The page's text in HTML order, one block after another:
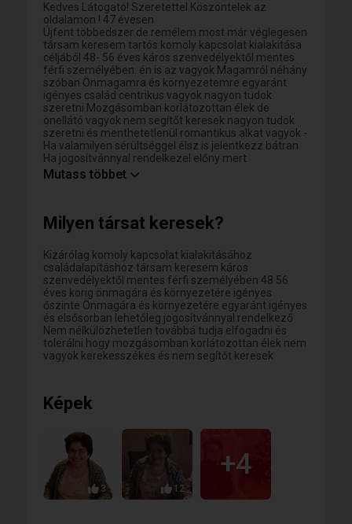
Kedves Látogató! Szeretettel Köszöntelek az
oldalamon ! 47 évesen
Újfent többedszer de remélem most már véglegesen
társam keresem tartós komoly kapcsolat kialakitása
céljából 48- 56 éves káros szenvedélyektől mentes
férfi személyében. én is az vagyok Magamról néhány
szóban Önmagamra és környezetemre egyaránt
igényes család centrikus vagyok nagyon tudok
szeretni Mozgásomban korlátozottan élek de
önellátó vagyok nem segítőt keresek nagyon tudok
szeretni és menthetetlenül romantikus alkat vagyok -
Ha valamilyen sérültséggel élsz is jelentkezz bátran
Ha jogosítvánnyal rendelkezel előny mert
mobilitásomat jelentősen megkönnyíti de nem
határokat mindenkinek válaszolok Igaz már nem
vagyok fiatal de szeretném átélni az anyaság
szépen elérhetőséget köszönöm bizalmasan
kezelem
Mutass többet
Milyen társat keresek?
Kizárólag komoly kapcsolat kialakitásához
családalapításhoz társam keresem káros
szenvedélyektől mentes férfi személyében 48 56
éves korig önmagára és környezetére igényes
őszinte Önmagára és környezetére egyaránt igényes
és elsősorban lehetőleg jogosítvánnyal rendelkező
Nem nélkülözhetetlen továbbá tudja elfogadni és
tolerálni hogy mozgásomban korlátozottan élek nem
vagyok kerekesszékes és nem segítőt keresek
Képek
3 12
+4